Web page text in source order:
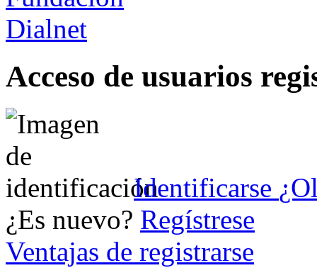
Acceso de usuarios
Identificarse
¿Es nuevo? Regístrese
Ventajas de registrarse